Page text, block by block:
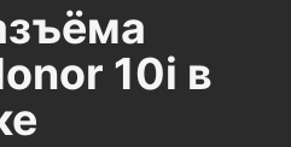
10i в